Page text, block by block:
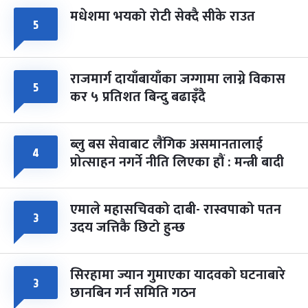
५ मधेशमा भयको रोटी सेक्दै सीके राउत
५ राजमार्ग दायाँबायाँका जग्गामा लाग्ने विकास
कर ५ प्रतिशत बिन्दु बढाइँदै
४ ब्लु बस सेवाबाट लैंगिक असमानतालाई
प्रोत्साहन नगर्ने नीति लिएका हौं : मन्त्री बादी
३ एमाले महासचिवको दाबी- रास्वपाको पतन
उदय जत्तिकै छिटो हुन्छ
३ सिरहामा ज्यान गुमाएका यादवको घटनाबारे
छानबिन गर्न समिति गठन